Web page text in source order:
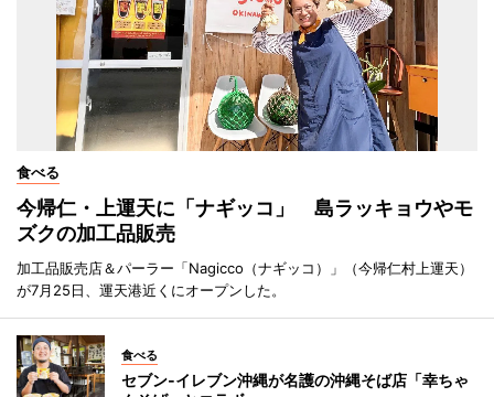
食べる
今帰仁・上運天に「ナギッコ」 島ラッキョウやモ
ズクの加工品販売
加工品販売店＆パーラー「Nagicco（ナギッコ）」（今帰仁村上運天）
が7月25日、運天港近くにオープンした。
食べる
セブン‐イレブン沖縄が名護の沖縄そば店「幸ちゃ